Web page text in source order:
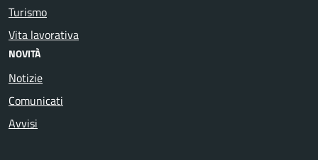
Turismo
Vita lavorativa
NOVITÀ
Notizie
Comunicati
Avvisi